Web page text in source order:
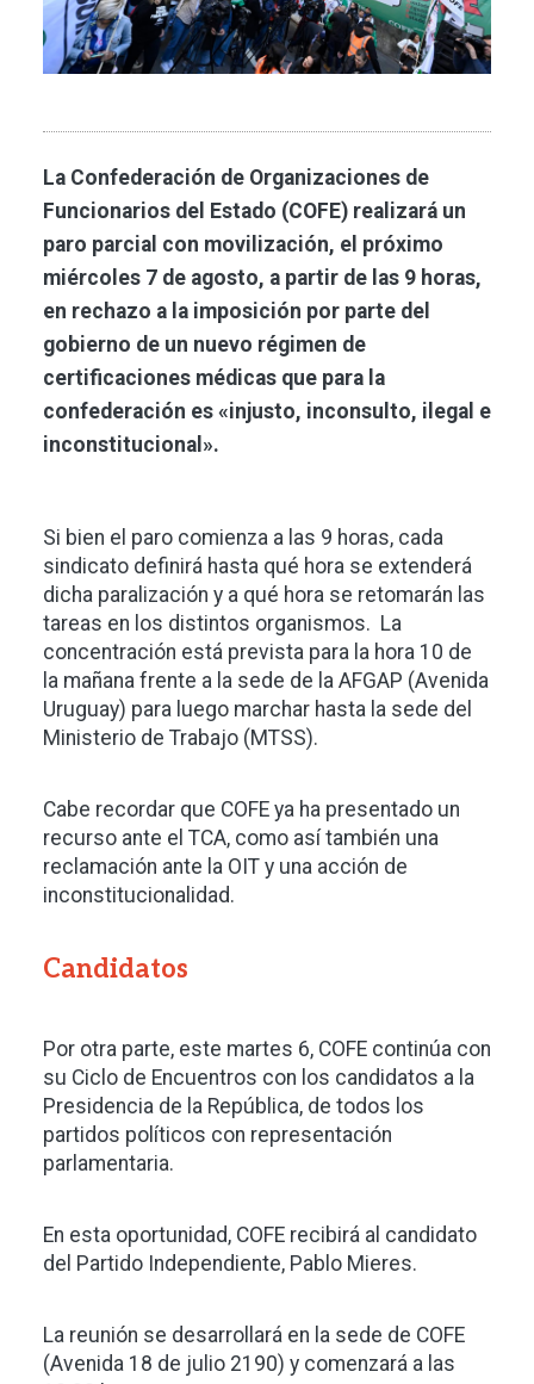
La Confederación de Organizaciones de
Funcionarios del Estado (COFE) realizará un
paro parcial con movilización, el próximo
miércoles 7 de agosto, a partir de las 9 horas,
en rechazo a la imposición por parte del
gobierno de un nuevo régimen de
certificaciones médicas que para la
confederación es «injusto, inconsulto, ilegal e
inconstitucional».
Si bien el paro comienza a las 9 horas, cada
sindicato definirá hasta qué hora se extenderá
dicha paralización y a qué hora se retomarán las
tareas en los distintos organismos. La
concentración está prevista para la hora 10 de
la mañana frente a la sede de la AFGAP (Avenida
Uruguay) para luego marchar hasta la sede del
Ministerio de Trabajo (MTSS).
Cabe recordar que COFE ya ha presentado un
recurso ante el TCA, como así también una
reclamación ante la OIT y una acción de
inconstitucionalidad.
Candidatos
Por otra parte, este martes 6, COFE continúa con
su Ciclo de Encuentros con los candidatos a la
Presidencia de la República, de todos los
partidos políticos con representación
parlamentaria.
En esta oportunidad, COFE recibirá al candidato
del Partido Independiente, Pablo Mieres.
La reunión se desarrollará en la sede de COFE
(Avenida 18 de julio 2190) y comenzará a las